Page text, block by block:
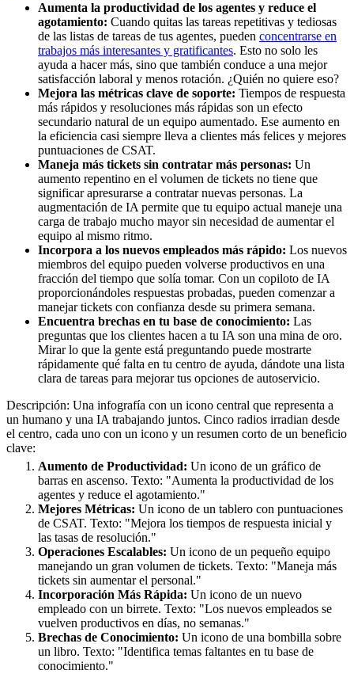
Aumenta la productividad de los agentes y reduce el
agotamiento: Cuando quitas las tareas repetitivas y tediosas
de las listas de tareas de tus agentes, pueden concentrarse en
trabajos más interesantes y gratificantes. Esto no solo les
ayuda a hacer más, sino que también conduce a una mejor
satisfacción laboral y menos rotación. ¿Quién no quiere eso?
Mejora las métricas clave de soporte: Tiempos de respuesta
más rápidos y resoluciones más rápidas son un efecto
secundario natural de un equipo aumentado. Ese aumento en
la eficiencia casi siempre lleva a clientes más felices y mejores
puntuaciones de CSAT.
Maneja más tickets sin contratar más personas: Un
aumento repentino en el volumen de tickets no tiene que
significar apresurarse a contratar nuevas personas. La
augmentación de IA permite que tu equipo actual maneje una
carga de trabajo mucho mayor sin necesidad de aumentar el
equipo al mismo ritmo.
Incorpora a los nuevos empleados más rápido: Los nuevos
miembros del equipo pueden volverse productivos en una
fracción del tiempo que solía tomar. Con un copiloto de IA
proporcionándoles respuestas probadas, pueden comenzar a
manejar tickets con confianza desde su primera semana.
Encuentra brechas en tu base de conocimiento: Las
preguntas que los clientes hacen a tu IA son una mina de oro.
Mirar lo que la gente está preguntando puede mostrarte
rápidamente qué falta en tu centro de ayuda, dándote una lista
clara de tareas para mejorar tus opciones de autoservicio.
Descripción: Una infografía con un icono central que representa a
un humano y una IA trabajando juntos. Cinco radios irradian desde
el centro, cada uno con un icono y un resumen corto de un beneficio
clave:
Aumento de Productividad: Un icono de un gráfico de
barras en ascenso. Texto: "Aumenta la productividad de los
agentes y reduce el agotamiento."
Mejores Métricas: Un icono de un tablero con puntuaciones
de CSAT. Texto: "Mejora los tiempos de respuesta inicial y
las tasas de resolución."
Operaciones Escalables: Un icono de un pequeño equipo
manejando un gran volumen de tickets. Texto: "Maneja más
tickets sin aumentar el personal."
Incorporación Más Rápida: Un icono de un nuevo
empleado con un birrete. Texto: "Los nuevos empleados se
vuelven productivos en días, no semanas."
Brechas de Conocimiento: Un icono de una bombilla sobre
un libro. Texto: "Identifica temas faltantes en tu base de
conocimiento."